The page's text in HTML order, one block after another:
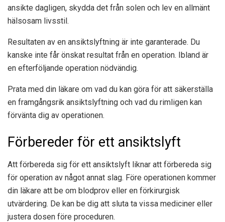
ansikte dagligen, skydda det från solen och lev en allmänt
hälsosam livsstil.
Resultaten av en ansiktslyftning är inte garanterade. Du
kanske inte får önskat resultat från en operation. Ibland är
en efterföljande operation nödvändig.
Prata med din läkare om vad du kan göra för att säkerställa
en framgångsrik ansiktslyftning och vad du rimligen kan
förvänta dig av operationen.
Förbereder för ett ansiktslyft
Att förbereda sig för ett ansiktslyft liknar att förbereda sig
för operation av något annat slag. Före operationen kommer
din läkare att be om blodprov eller en förkirurgisk
utvärdering. De kan be dig att sluta ta vissa mediciner eller
justera dosen före proceduren.